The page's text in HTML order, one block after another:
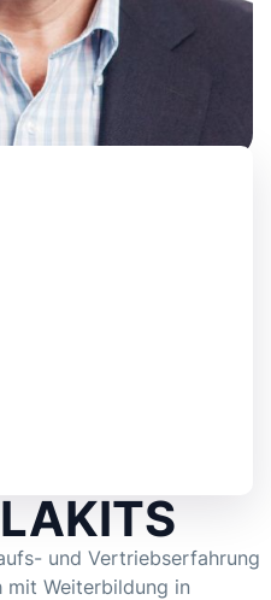
und Vertriebserfahrung
Weiterbildung in